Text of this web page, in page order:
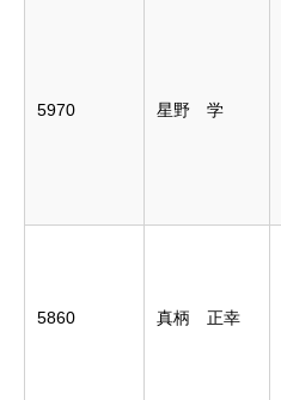
5970 星野 学
5860 真柄 正幸